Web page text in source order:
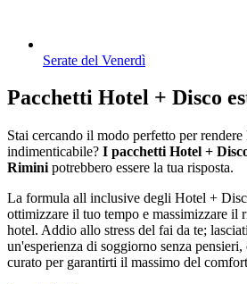
Serate del Venerdì
Pacchetti Hotel + Disco
Stai cercando il modo perfetto per rendere
indimenticabile? I pacchetti Hotel +
Rimini potrebbero essere la tua risposta.
La formula all inclusive degli Hotel +
ottimizzare il tuo tempo e massimizzare il
hotel. Addio allo stress del fai da te;
un'esperienza di soggiorno senza
curato per garantirti il massimo del